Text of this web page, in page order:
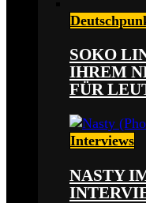
SOKO
IHREM
FÜR
Interviews
NASTY